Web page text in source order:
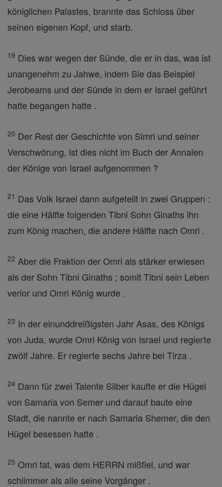
königlichen Palastes, brannte das Schloss über
seinen eigenen Kopf, und starb.
19 Dies war wegen der Sünde, die er in das, was ist
unangenehm zu Jahwe, indem Sie das Beispiel
Jerobeams und der Sünde in dem er Israel geführt
hatte begangen hatte .
20 Der Rest der Geschichte von Simri und seiner
Verschwörung, ist dies nicht im Buch der Annalen
der Könige von Israel aufgenommen ?
21 Das Volk Israel dann aufgeteilt in zwei Gruppen :
die eine Hälfte folgenden Tibni Sohn Ginaths ihn
zum König machen, die andere Hälfte nach Omri .
22 Aber die Fraktion der Omri als stärker erwiesen
als der Sohn Tibni Ginaths ; somit Tibni sein Leben
verlor und Omri König wurde .
23 In der einunddreißigsten Jahr Asas, des Königs
von Juda, wurde Omri König von Israel und regierte
zwölf Jahre. Er regierte sechs Jahre bei Tirza .
24 Dann für zwei Talente Silber kaufte er die Hügel
von Samaria von Semer und darauf baute eine
Stadt, die nannte er nach Samaria Shemer, die den
Hügel besessen hatte .
25 Omri tat, was dem HERRN mißfiel, und war
schlimmer als alle seine Vorgänger .